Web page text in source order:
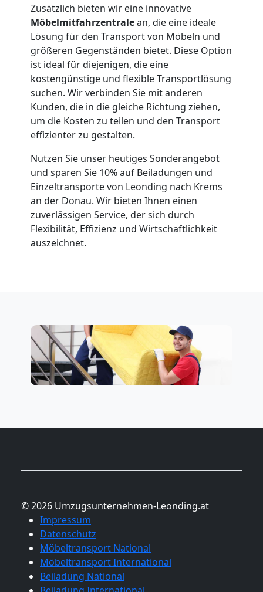
Zusätzlich bieten wir eine innovative
Möbelmitfahrzentralean, die eine ideale
Lösung für den Transport von Möbeln und
größeren Gegenständen bietet. Diese Option
ist ideal für diejenigen, die eine
kostengünstige und flexible Transportlösung
suchen. Wir verbinden Sie mit anderen
Kunden, die in die gleiche Richtung ziehen,
um die Kosten zu teilen und den Transport
effizienter zu gestalten.
Nutzen Sie unser heutiges Sonderangebot
und sparen Sie 10% auf Beiladungen und
Einzeltransporte von Leonding nach Krems
an der Donau. Wir bieten Ihnen einen
zuverlässigen Service, der sich durch
Flexibilität, Effizienz und Wirtschaftlichkeit
auszeichnet.
© 2026 Umzugsunternehmen-Leonding.at
Impressum
Datenschutz
Möbeltransport National
Möbeltransport International
Beiladung National